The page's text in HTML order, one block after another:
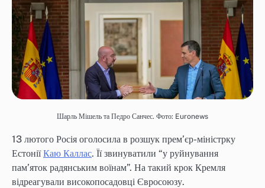
Шарль Мішель та Педро Санчес. Фото: Euronews
13 лютого Росія оголосила в розшук прем’єр-міністрку
ЕстоніїКаю Каллас. Її звинуватили “у руйнування
пам’яток радянським воїнам”. На такий крок Кремля
відреагували високопосадовці Євросоюзу.